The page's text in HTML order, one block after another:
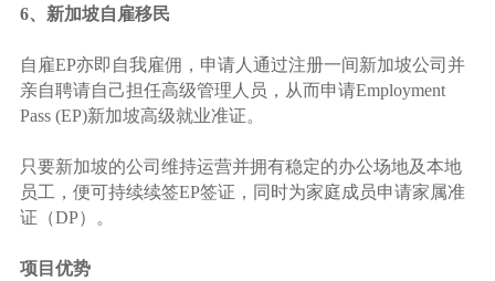
6、新加坡自雇移民
自雇EP亦即自我雇佣，申请人通过注册一间新加坡公司并
亲自聘请自己担任高级管理人员，从而申请Employment
Pass (EP)新加坡高级就业准证。
只要新加坡的公司维持运营并拥有稳定的办公场地及本地
员工，便可持续续签EP签证，同时为家庭成员申请家属准
证（DP）。
项目优势